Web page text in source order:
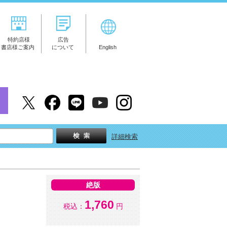
特約店様
書店様ご案内
広告
について
English
詳細検索
絶版
税込： 1,760 円